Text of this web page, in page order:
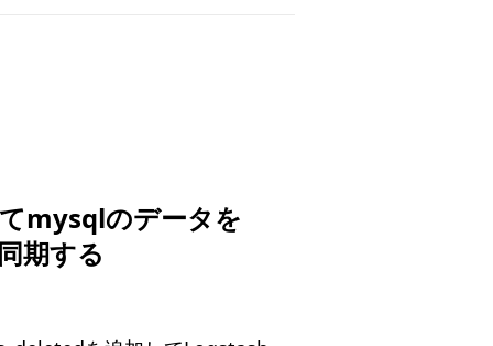
mysqlのデータを
期する